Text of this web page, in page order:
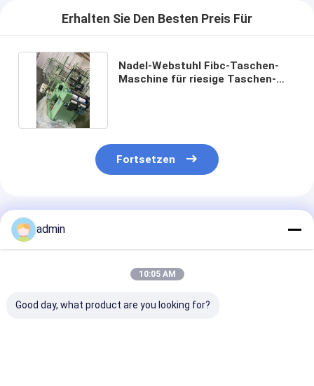
Erhalten Sie Den Besten Preis Für
Nadel-Webstuhl Fibc-Taschen-
Maschine für riesige Taschen-
Fortsetzen
Empfohlene Produkte
admin
10:05 AM
Good day, what product are you looking for?